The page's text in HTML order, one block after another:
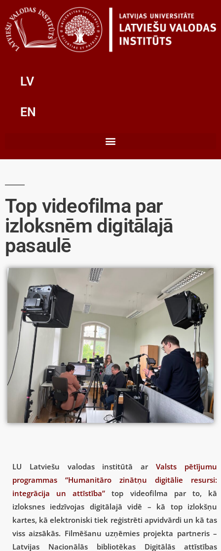
LV
EN
Top videofilma par
izloksnēm digitālajā
pasaulē
LU Latviešu valodas institūtā arValsts pētījumu
programmas “Humanitāro zinātņu digitālie resursi:
integrācija un attīstība” top videofilma par to, kā
izloksnes iedzīvojas digitālajā vidē – kā top izlokšņu
kartes, kā elektroniski tiek reģistrēti apvidvārdi un kā tas
viss aizsākās. Filmēšanu uzņēmies projekta partneris –
Latvijas Nacionālās bibliotēkas Digitālās attīstības